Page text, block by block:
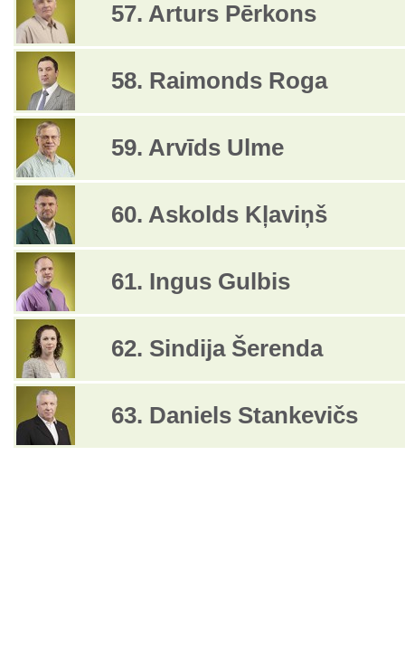
57. Arturs Pērkons
58. Raimonds Roga
59. Arvīds Ulme
60. Askolds Kļaviņš
61. Ingus Gulbis
62. Sindija Šerenda
63. Daniels Stankevičs